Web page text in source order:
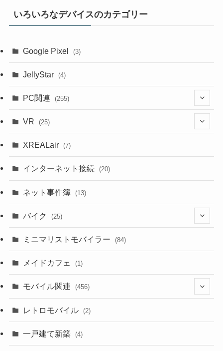
いろいろなデバイスのカテゴリー
Google Pixel (3)
JellyStar (4)
PC関連 (255)
(9)
(1)
(18)
(2)
(10)
(18)
(19)
VR (25)
(18)
(13)
XREALair (7)
インターネット接続 (20)
ネット事件簿 (13)
バイク (25)
(8)
(23)
ミニマリストモバイラー (84)
メイドカフェ (1)
モバイル関連 (456)
(7)
レトロモバイル (2)
一戸建て新築 (4)